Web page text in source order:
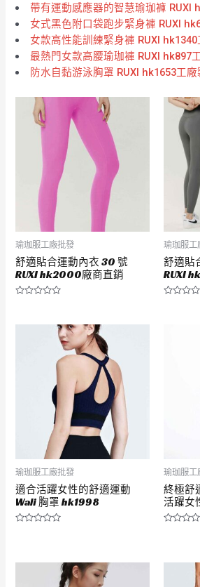
帶有運動感應器的智慧瑜珈褲 RUXI
女式黑色附口袋跑步緊身褲 RUXI
女款高性能訓練緊身褲 RUXI
最熱門女款高腰瑜珈褲 RUXI hk897
防水自黏游泳胸罩 RUXI hk1653工
瑜珈服工廠批發
舒適貼合運動內衣 30 號
RUXI hk2000廠商直銷
瑜珈服工
舒適貼
RUXI
瑜珈服工廠批發
適合活躍女性的舒適運動
Wali 胸罩 hk1998
分
瑜珈服工
終極舒
活躍女
分